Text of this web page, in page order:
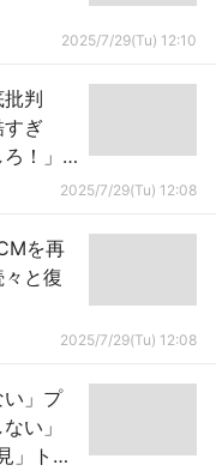
2025/7/29(Tu) 12:10
判
すぎ
！」
ｗ
2025/7/29(Tu) 12:08
を再
と復
2025/7/29(Tu) 12:08
い」プ
い」
」トラ